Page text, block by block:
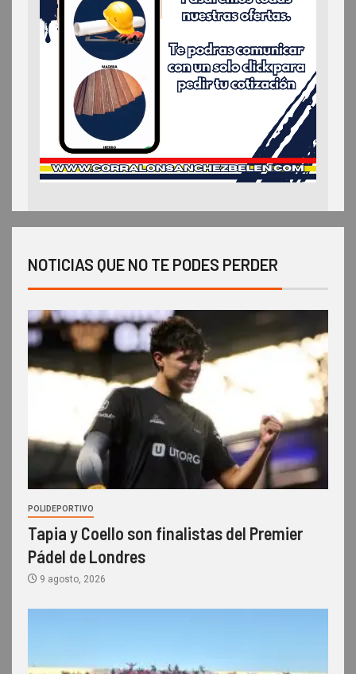
NOTICIAS QUE NO TE PODES PERDER
POLIDEPORTIVO
Tapia y Coello son finalistas del Premier
Pádel de Londres
9 agosto, 2026